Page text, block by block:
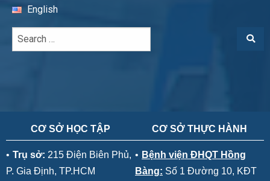
English
CƠ SỞ HỌC TẬP
• Trụ sở: 215 Điện Biên Phủ,
P. Gia Định, TP.HCM
CƠ SỞ THỰC HÀNH
• Bệnh viện ĐHQT Hồng
Bàng: Số 1 Đường 10, KĐT